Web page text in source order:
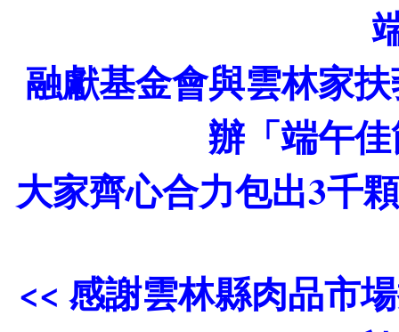
融獻基金會與雲林家
辦「端午
大家齊心合力包出3千
<< 感謝雲林縣肉品市